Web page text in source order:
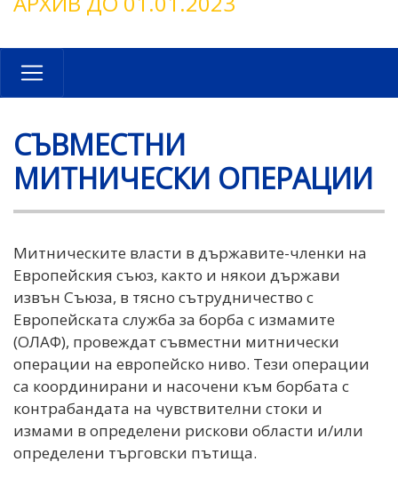
СЪВМЕСТНИ
МИТНИЧЕСКИ ОПЕРАЦИИ
Митническите власти в държавите-членки на
Европейския съюз, както и някои държави
извън Съюза, в тясно сътрудничество с
Европейската служба за борба с измамите
(ОЛАФ), провеждат съвместни митнически
операции на европейско ниво. Тези операции
са координирани и насочени към борбата с
контрабандата на чувствителни стоки и
измами в определени рискови области и/или
определени търговски пътища.